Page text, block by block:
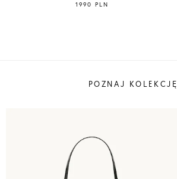
1990 PLN
POZNAJ KOLEKCJĘ